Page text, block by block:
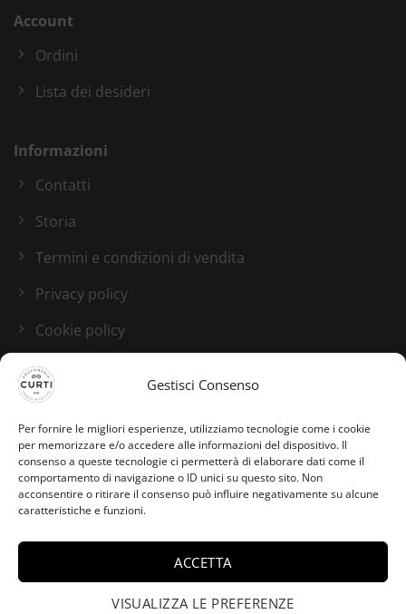
Gestisci Consenso
Per fornire le migliori esperienze, utilizziamo tecnologie come i cookie
per memorizzare e/o accedere alle informazioni del dispositivo. Il
consenso a queste tecnologie ci permetterà di elaborare dati come il
comportamento di navigazione o ID unici su questo sito. Non
acconsentire o ritirare il consenso può influire negativamente su alcune
caratteristiche e funzioni.
ACCETTA
VISUALIZZA LE PREFERENZE
Account
Ordini
Lista dei desideri
Informazioni
Contatti
Storia
Termini e condizioni di vendita
Privacy policy
Cookie policy
Blog
I nostri canali social
Alessandro da Milano ha
acquistato Milano -